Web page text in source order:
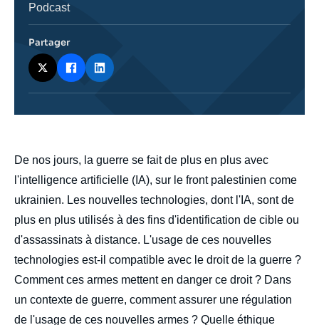
body
De nos jours, la guerre se fait de plus en plus avec
l'intelligence artificielle (IA), sur le front palestinien come
ukrainien. Les nouvelles technologies, dont l'IA, sont de
plus en plus utilisés à des fins d'identification de cible ou
d'assassinats à distance. L'usage de ces nouvelles
technologies est-il compatible avec le droit de la guerre ?
Comment ces armes mettent en danger ce droit ? Dans
un contexte de guerre, comment assurer une régulation
de l'usage de ces nouvelles armes ? Quelle éthique
Catégorie
Podcast
Partager